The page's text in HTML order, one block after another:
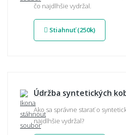
čo najdlhšie vydržal.
Stiahnuť (250k)
Údržba syntetických
Ako sa správne starať o
najdlhšie vydržal?